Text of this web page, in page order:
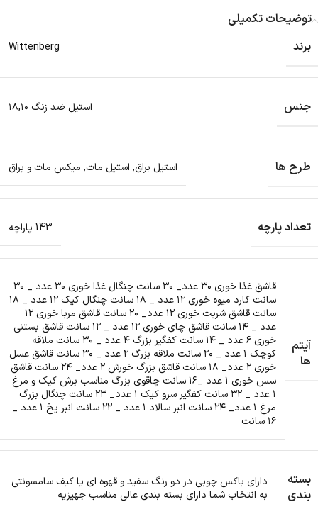
توضیحات تکمیلی
برند
Wittenberg
جنس استیل ضد زنگ ۱۸,۱۰
طرح ها استیل براق, استیل مات, میکس مات و براق
تعداد پارچه 143 پاراچه
آیتم
ها
قاشق غذا خوری ۳۰ عدد_ ۳۰ سانت چنگال غذا خوری ۳۰ عدد _ ۳۰
سانت کارد میوه خوری ۱۲ عدد _ ۱۸ سانت چنگال کیک ۱۲ عدد _ ۱۸
سانت قاشق شربت خوری ۱۲ عدد_ ۲۰ سانت قاشق مربا خوری ۱۲
عدد _ ۱۴ سانت قاشق چای خوری ۱۲ عدد _ ۱۲ سانت قاشق بستنی
خوری ۶ عدد _ ۱۴ سانت کفگیر بزرگ ۴ عدد _ ۳۰ سانت ملاقه
کوچک ۱ عدد _ ۲۰ سانت ملاقه بزرگ ۲ عدد _ ۳۰ سانت قاشق عسل
خوری ۲ عدد_ ۱۸ سانت قاشق بزرگ خورش ۲ عدد_ ۲۴ سانت قاشق
سس خوری ۱ عدد _۱۶ سانت چاقوی بزرگ مناسب برش کیک و مرغ
۱ عدد _ ۳۲ سانت کفگیر سرو کیک ۱ عدد_ ۲۳ سانت چنگال بزرگ
مرغ ۱ عدد_ ۲۴ سانت انبر سالاد ۱ عدد _ ۲۲ سانت انبر یخ ۱ عدد _
۱۶ سانت
بسته
بندی
دارای باکس چوبی در دو رنگ سفید و قهوه ای یا کیف سامسونتی
به انتخاب شما دارای بسته بندی عالی مناسب جهیزیه